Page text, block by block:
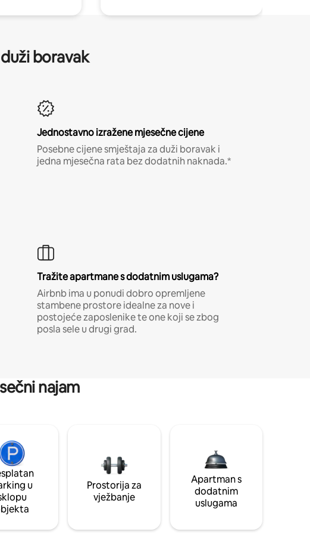
boravak
Jednostavno izražene mjesečne cijene
Posebne cijene smještaja za duži boravak i
jedna mjesečna rata bez dodatnih naknada.*
Tražite apartmane s dodatnim uslugama?
Airbnb ima u ponudi dobro opremljene
stambene prostore idealne za nove i
postojeće zaposlenike te one koji se zbog
posla sele u drugi grad.
najam
u
Prostorija za
vježbanje
Apartman s
dodatnim
uslugama